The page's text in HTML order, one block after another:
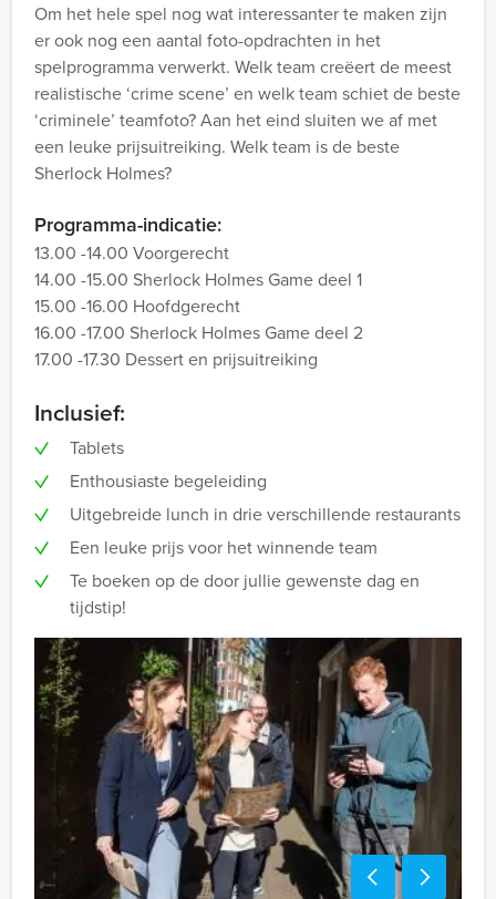
Om het hele spel nog wat interessanter te maken zijn
er ook nog een aantal foto-opdrachten in het
spelprogramma verwerkt. Welk team creëert de meest
realistische ‘crime scene’ en welk team schiet de beste
‘criminele’ teamfoto? Aan het eind sluiten we af met
een leuke prijsuitreiking. Welk team is de beste
Sherlock Holmes?
Programma-indicatie:
13.00 -14.00 Voorgerecht
14.00 -15.00 Sherlock Holmes Game deel 1
15.00 -16.00 Hoofdgerecht
16.00 -17.00 Sherlock Holmes Game deel 2
17.00 -17.30 Dessert en prijsuitreiking
Inclusief:
Tablets
Enthousiaste begeleiding
Uitgebreide lunch in drie verschillende restaurants
Een leuke prijs voor het winnende team
Te boeken op de door jullie gewenste dag en
tijdstip!